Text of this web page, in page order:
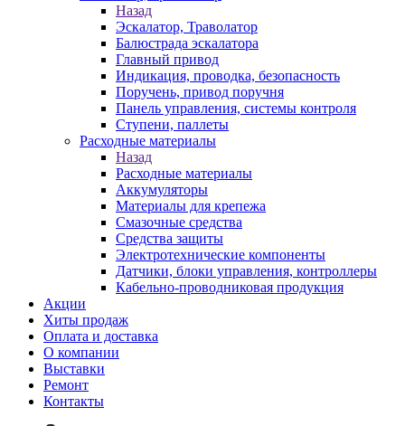
Назад
Эскалатор, Траволатор
Балюстрада эскалатора
Главный привод
Индикация, проводка, безопасность
Поручень, привод поручня
Панель управления, системы контроля
Ступени, паллеты
Расходные материалы
Назад
Расходные материалы
Аккумуляторы
Материалы для крепежа
Смазочные средства
Средства защиты
Электротехнические компоненты
Датчики, блоки управления, контроллеры
Кабельно-проводниковая продукция
Акции
Хиты продаж
Оплата и доставка
О компании
Выставки
Ремонт
Контакты